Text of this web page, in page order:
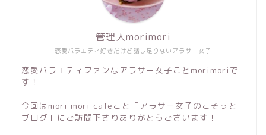
恋愛バラエティ好きだけど話し足りないアラサー女子
管理人morimori
恋愛バラエティファンなアラサー女子ことmorimoriで
す！
今回はmori mori cafeこと「アラサー女子のこそっと
ブログ」にご訪問下さりありがとうございます！